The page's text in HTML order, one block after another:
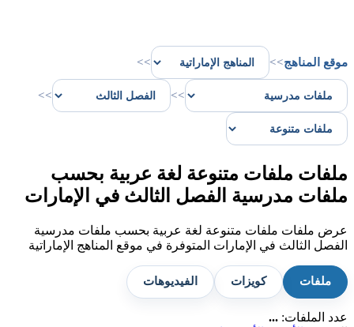
موقع المناهج>>
>>
>>
>>
ملفات ملفات متنوعة لغة عربية بحسب
ملفات مدرسية الفصل الثالث في الإمارات
عرض ملفات ملفات متنوعة لغة عربية بحسب ملفات مدرسية
الفصل الثالث في الإمارات المتوفرة في موقع المناهج الإماراتية
ملفات كويزات الفيديوهات
عدد الملفات: ...